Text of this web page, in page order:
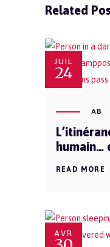
Related
JUIL
24
AB
humain…
READ MORE
AVR